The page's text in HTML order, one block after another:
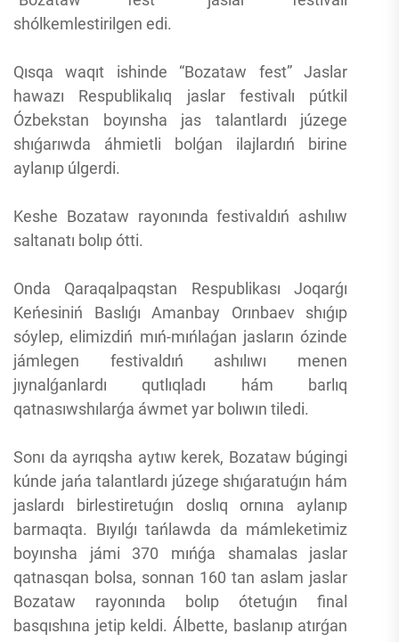
shólkemlestirilgen edi.
Qısqa waqıt ishinde “Bozataw fest” Jaslar
hawazı Respublikalıq jaslar festivalı pútkil
Ózbekstan boyınsha jas talantlardı júzege
shıǵarıwda áhmietli bolǵan ilajlardıń birine
aylanıp úlgerdi.
Keshe Bozataw rayonında festivaldıń ashılıw
saltanatı bolıp ótti.
Onda Qaraqalpaqstan Respublikası Joqarǵı
Keńesiniń Baslıǵı Amanbay Orınbaev shıǵıp
sóylep, elimizdiń mıń-mıńlaǵan jasların ózinde
jámlegen festivaldıń ashılıwı menen
jıynalǵanlardı qutlıqladı hám barlıq
qatnasıwshılarǵa áwmet yar bolıwın tiledi.
Sonı da ayrıqsha aytıw kerek, Bozataw búgingi
kúnde jańa talantlardı júzege shıǵaratuǵın hám
jaslardı birlestiretuǵın doslıq ornına aylanıp
barmaqta. Bıyılǵı tańlawda da mámleketimiz
boyınsha jámi 370 mıńǵa shamalas jaslar
qatnasqan bolsa, sonnan 160 tan aslam jaslar
Bozataw rayonında bolıp ótetuǵın final
basqıshına jetip keldi. Álbette, baslanıp atırǵan